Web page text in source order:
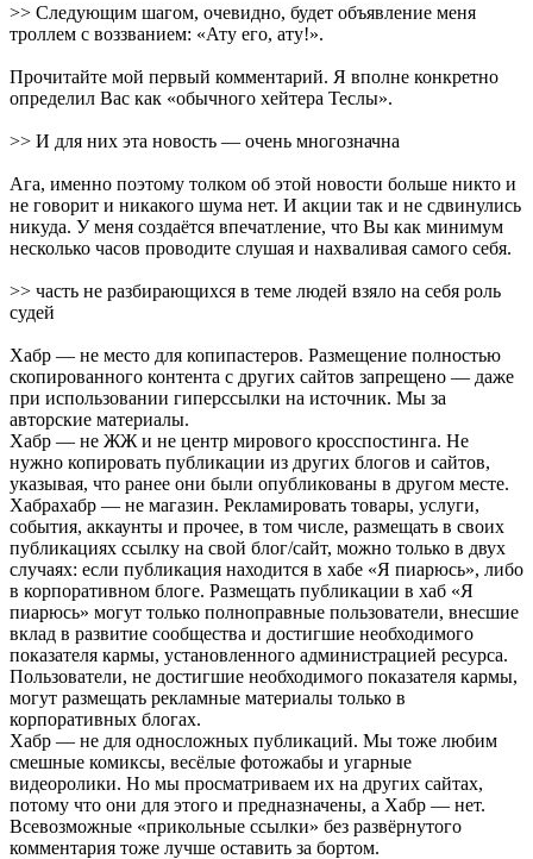
>> Следующим шагом, очевидно, будет объявление меня
троллем с воззванием: «Ату его, ату!».
Прочитайте мой первый комментарий. Я вполне конкретно
определил Вас как «обычного хейтера Теслы».
>> И для них эта новость — очень многозначна
Ага, именно поэтому толком об этой новости больше никто и
не говорит и никакого шума нет. И акции так и не сдвинулись
никуда. У меня создаётся впечатление, что Вы как минимум
несколько часов проводите слушая и нахваливая самого себя.
>> часть не разбирающихся в теме людей взяло на себя роль
судей
Хабр — не место для копипастеров. Размещение полностью
скопированного контента с других сайтов запрещено — даже
при использовании гиперссылки на источник. Мы за
авторские материалы.
Хабр — не ЖЖ и не центр мирового кросспостинга. Не
нужно копировать публикации из других блогов и сайтов,
указывая, что ранее они были опубликованы в другом месте.
Хабрахабр — не магазин. Рекламировать товары, услуги,
события, аккаунты и прочее, в том числе, размещать в своих
публикациях ссылку на свой блог/сайт, можно только в двух
случаях: если публикация находится в хабе «Я пиарюсь», либо
в корпоративном блоге. Размещать публикации в хаб «Я
пиарюсь» могут только полноправные пользователи, внесшие
вклад в развитие сообщества и достигшие необходимого
показателя кармы, установленного администрацией ресурса.
Пользователи, не достигшие необходимого показателя кармы,
могут размещать рекламные материалы только в
корпоративных блогах.
Хабр — не для односложных публикаций. Мы тоже любим
смешные комиксы, весёлые фотожабы и угарные
видеоролики. Но мы просматриваем их на других сайтах,
потому что они для этого и предназначены, а Хабр — нет.
Всевозможные «прикольные ссылки» без развёрнутого
комментария тоже лучше оставить за бортом.